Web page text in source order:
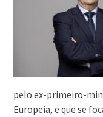
pelo ex-primeiro-
Europeia, e que se